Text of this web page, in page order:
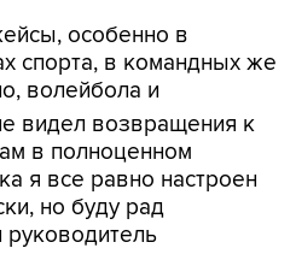
особенно в
спорта, в командных же
волейбола и
видел возвращения к
в полноценном
я все равно настроен
но буду рад
руководитель